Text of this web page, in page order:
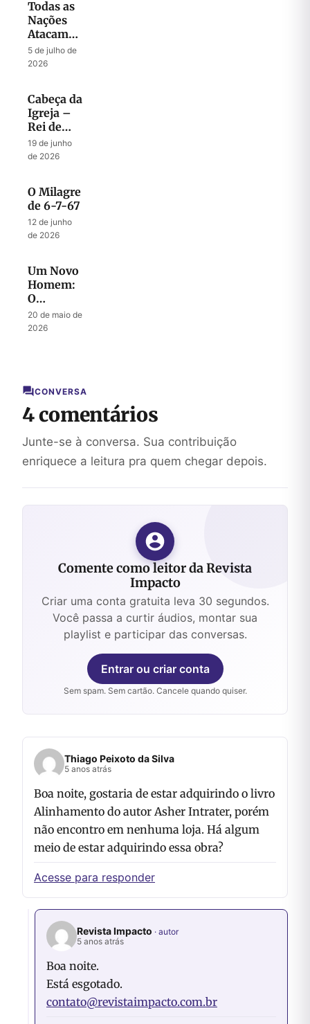
Todas as
Nações
Atacam
Jerusalém
5 de julho de
2026
Cabeça da
Igreja –
Rei de
Israel
19 de junho
de 2026
O Milagre
de 6-7-67
12 de junho
de 2026
Um Novo
Homem:
O
Mistério
do
20 de maio de
2026
CONVERSA
4 comentários
Junte-se à conversa. Sua contribuição
enriquece a leitura pra quem chegar depois.
Comente como leitor da Revista
Impacto
Criar uma conta gratuita leva 30 segundos.
Você passa a curtir áudios, montar sua
playlist e participar das conversas.
Entrar ou criar conta
Sem spam. Sem cartão. Cancele quando quiser.
Thiago Peixoto da Silva
5 anos atrás
Boa noite, gostaria de estar adquirindo o livro
Alinhamento do autor Asher Intrater, porém
não encontro em nenhuma loja. Há algum
meio de estar adquirindo essa obra?
Acesse para responder
Revista Impacto
5 anos atrás
Boa noite.
Está esgotado.
contato@revistaimpacto.com.br